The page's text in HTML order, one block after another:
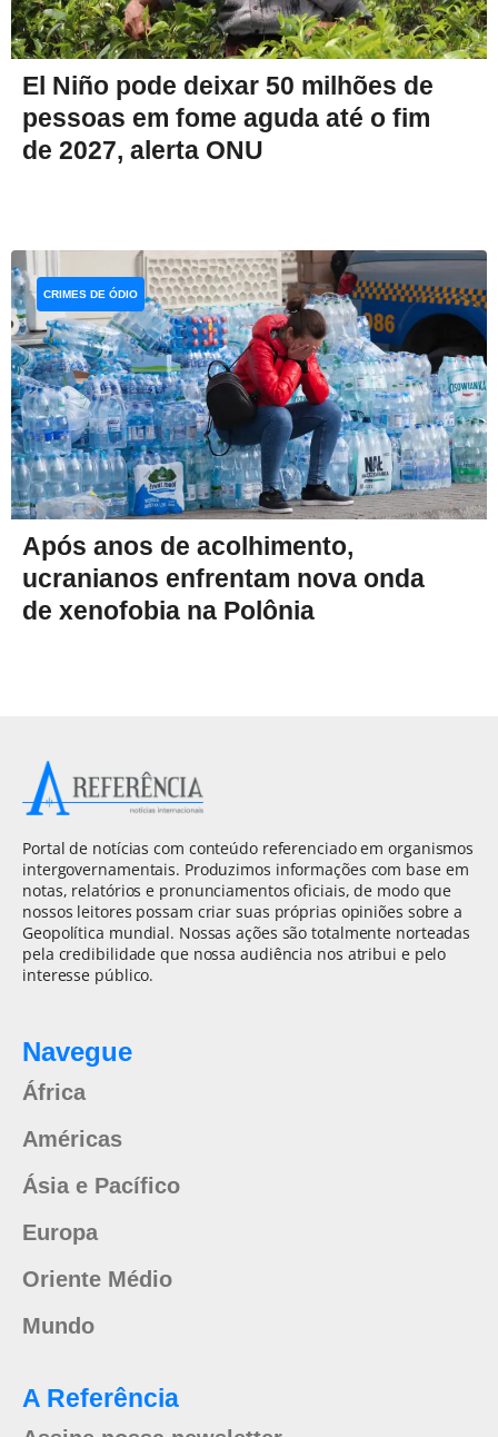
El Niño pode deixar 50 milhões de
pessoas em fome aguda até o fim
de 2027, alerta ONU
Após anos de acolhimento,
ucranianos enfrentam nova onda
de xenofobia na Polônia
CRIMES DE ÓDIO
Portal de notícias com conteúdo referenciado em organismos
intergovernamentais. Produzimos informações com base em
notas, relatórios e pronunciamentos oficiais, de modo que
nossos leitores possam criar suas próprias opiniões sobre a
Geopolítica mundial. Nossas ações são totalmente norteadas
pela credibilidade que nossa audiência nos atribui e pelo
interesse público.
Navegue
África
Américas
Ásia e Pacífico
Europa
Oriente Médio
Mundo
A Referência